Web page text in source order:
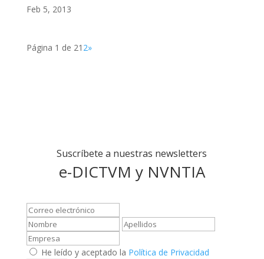
Feb 5, 2013
Página 1 de 21 2»
Suscríbete a nuestras newsletters
e-DICTVM y NVNTIA
He leído y aceptado la Política de Privacidad